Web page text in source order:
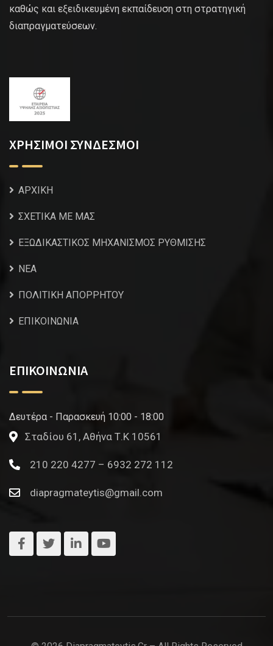
καθώς και εξειδικευμένη εκπαίδευση στη στρατηγική
διαπραγματεύσεων.
ΧΡΗΣΙΜΟΙ ΣΥΝΔΕΣΜΟΙ
ΑΡΧΙΚΗ
ΣΧΕΤΙΚΑ ΜΕ ΜΑΣ
ΕΞΩΔΙΚΑΣΤΙΚΟΣ ΜΗΧΑΝΙΣΜΟΣ ΡΥΘΜΙΣΗΣ
NEA
ΠΟΛΙΤΙΚΗ ΑΠΟΡΡΗΤΟΥ
ΕΠΙΚΟΙΝΩΝΙΑ
ΕΠΙΚΟΙΝΩΝΙΑ
Δευτέρα - Παρασκευή 10:00 - 18:00
Σταδίου 61, Αθήνα Τ.Κ 10561
210 220 4277 – 6932 272 112
diapragmateytis@gmail.com